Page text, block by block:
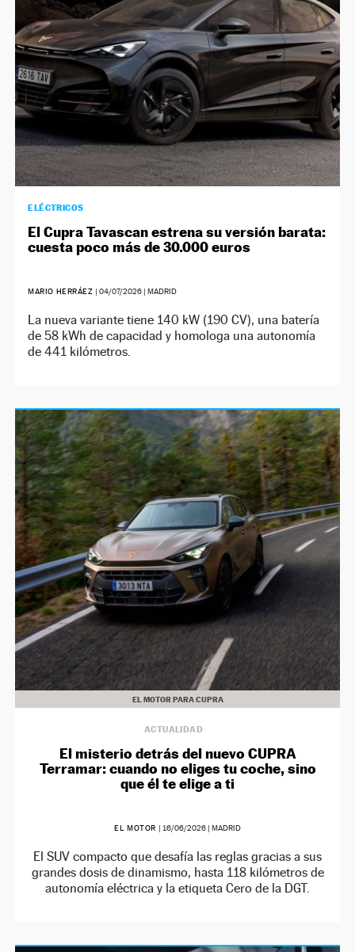
ELÉCTRICOS
El Cupra Tavascan estrena su versión barata:
cuesta poco más de 30.000 euros
MARIO HERRÁEZ |04/07/2026 | MADRID
La nueva variante tiene 140 kW (190 CV), una batería
de 58 kWh de capacidad y homologa una autonomía
de 441 kilómetros.
EL MOTOR PARA CUPRA
ACTUALIDAD
El misterio detrás del nuevo CUPRA
Terramar: cuando no eliges tu coche, sino
que él te elige a ti
EL MOTOR | 16/06/2026| MADRID
El SUV compacto que desafía las reglas gracias a sus
grandes dosis de dinamismo, hasta 118 kilómetros de
autonomía eléctrica y la etiqueta Cero de la DGT.